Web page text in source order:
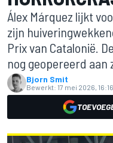
Álex Márquez lijkt
zijn
Prix van Catalonië.
nog geopereerd aan
Bjorn Smit
Bewerkt: 17 mei 2026, 16:16